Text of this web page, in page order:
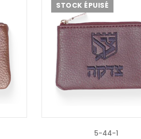
STOCK ÉPUISÉ
5-44-1